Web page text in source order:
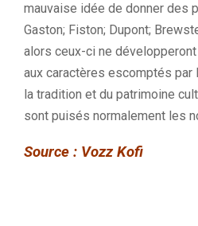
mauvaise idée de donner des
Gaston; Fiston; Dupont;
alors ceux-ci ne
aux caractères escomptés par
la tradition et du patrimoine
sont puisés normalement les
Source : VozzKofi